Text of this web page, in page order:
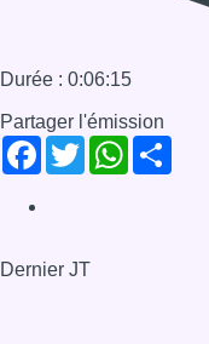
Durée : 0:06:15
Partager l'émission
Facebook
TwitterWhatsApp
Dernier JT